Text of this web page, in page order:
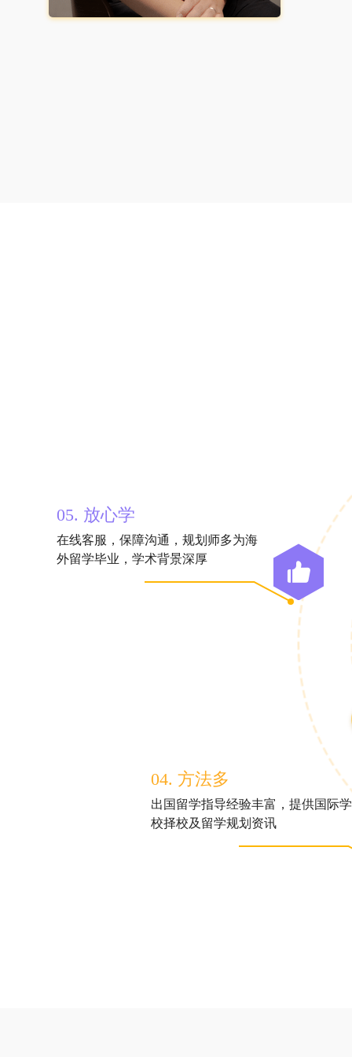
04. 方法多
出国留学指导经验丰富，提供国际学
校择校及留学规划资讯
05. 放心学
在线客服，保障沟通，规划师多为海
外留学毕业，学术背景深厚